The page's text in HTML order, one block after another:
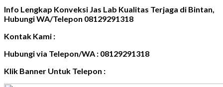
Info Lengkap Konveksi Jas Lab Kualitas Terjaga di Bintan,
Hubungi WA/Telepon 08129291318
Kontak Kami :
Hubungi via Telepon/WA : 08129291318
Klik Banner Untuk Telepon :